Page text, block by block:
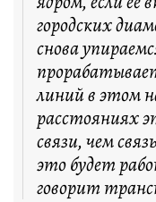
городских
снова
линий в этом
расстояниях
связи, чем
это будет
говорит